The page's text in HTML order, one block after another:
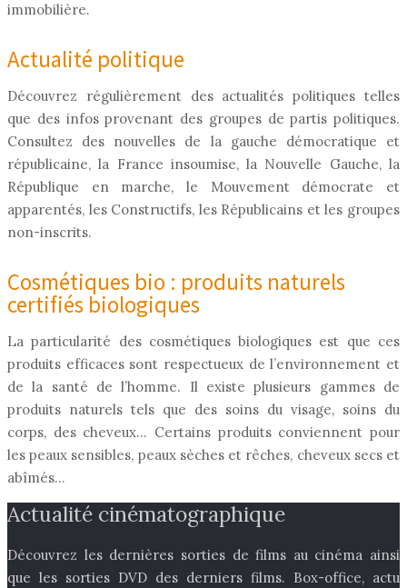
immobilière.
Actualité politique
Découvrez régulièrement des actualités politiques telles
que des infos provenant des groupes de partis politiques.
Consultez des nouvelles de la gauche démocratique et
républicaine, la France insoumise, la Nouvelle Gauche, la
République en marche, le Mouvement démocrate et
apparentés, les Constructifs, les Républicains et les groupes
non-inscrits.
Cosmétiques bio : produits naturels
certifiés biologiques
La particularité des cosmétiques biologiques est que ces
produits efficaces sont respectueux de l’environnement et
de la santé de l’homme. Il existe plusieurs gammes de
produits naturels tels que des soins du visage, soins du
corps, des cheveux… Certains produits conviennent pour
les peaux sensibles, peaux sèches et rêches, cheveux secs et
abîmés…
Actualité cinématographique
Découvrez les dernières sorties de films au cinéma ainsi
que les sorties DVD des derniers films. Box-office, actu